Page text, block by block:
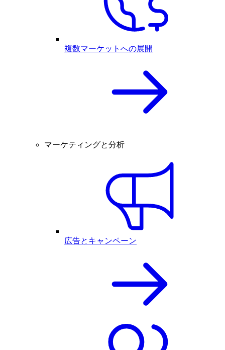
複数マーケットへの展開
マーケティングと分析
広告とキャンペーン